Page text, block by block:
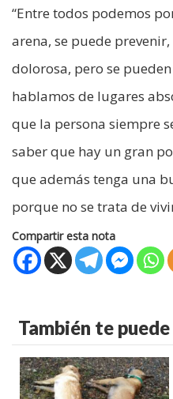
“Entre todos podemos
arena, se puede
dolorosa, pero se
hablamos de lugares
que la persona siempre
saber que hay un gran
que además tenga una
porque no se trata de
Compartir esta nota
También te